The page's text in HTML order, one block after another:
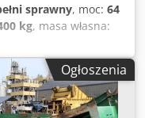
sprawny, moc: 64
kg, masa własna:
pracy:
Ntjhgjkr Rok
kg Przyłącze do
Wszystkie typy
do 275 cm
Ogłoszenia